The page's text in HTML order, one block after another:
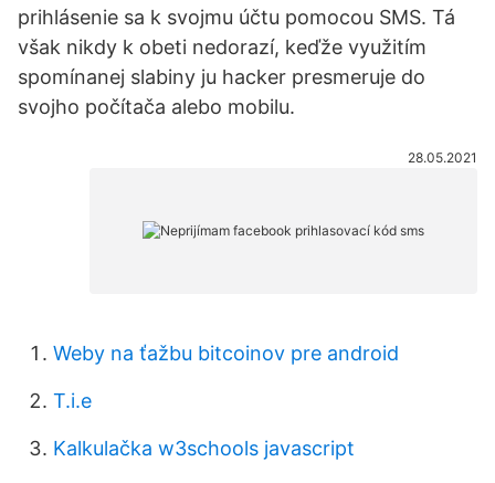
prihlásenie sa k svojmu účtu pomocou SMS. Tá
však nikdy k obeti nedorazí, keďže využitím
spomínanej slabiny ju hacker presmeruje do
svojho počítača alebo mobilu.
28.05.2021
Weby na ťažbu bitcoinov pre android
T.i.e
Kalkulačka w3schools javascript